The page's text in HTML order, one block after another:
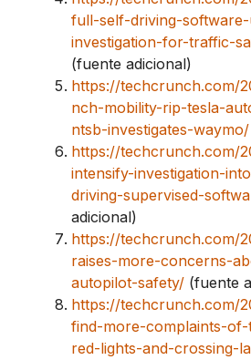
full-self-driving-
investigation-for-traffic-
(fuente adicional)
https://techcrunch.com/
nch-mobility-rip-tesla-
ntsb-investigates-waymo/
https://techcrunch.com/
intensify-investigation-
driving-supervised-
adicional)
https://techcrunch.com/
raises-more-concerns-
autopilot-safety/ (fuente
https://techcrunch.com/
find-more-complaints-
red-lights-and-crossing-